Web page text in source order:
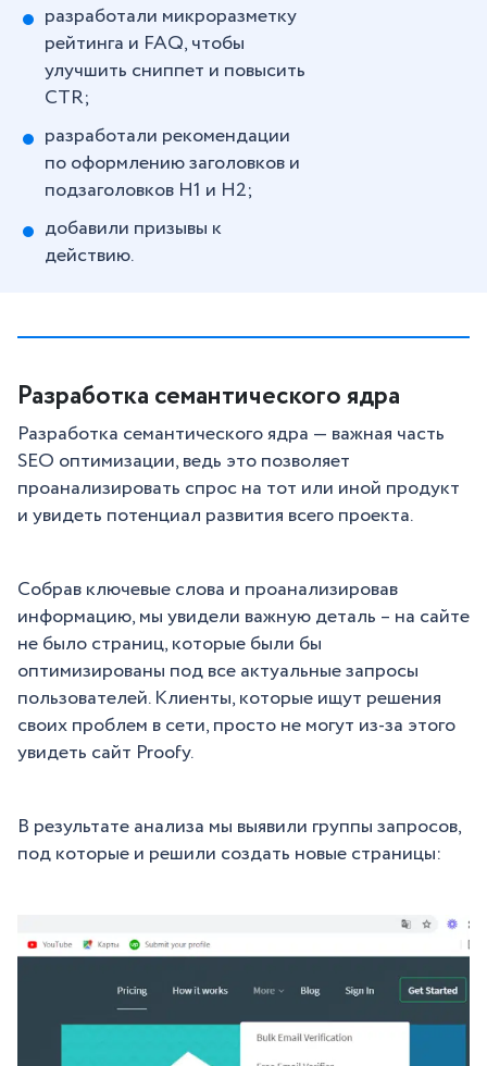
разработали микроразметку
рейтинга и FAQ, чтобы
улучшить сниппет и повысить
CTR;
разработали рекомендации
по оформлению заголовков и
подзаголовков Н1 и Н2;
добавили призывы к
действию.
Разработка семантического ядра
Разработка семантического ядра — важная часть
SEO оптимизации, ведь это позволяет
проанализировать спрос на тот или иной продукт
и увидеть потенциал развития всего проекта.
Собрав ключевые слова и проанализировав
информацию, мы увидели важную деталь – на сайте
не было страниц, которые были бы
оптимизированы под все актуальные запросы
пользователей. Клиенты, которые ищут решения
своих проблем в сети, просто не могут из-за этого
увидеть сайт Proofy.
В результате анализа мы выявили группы запросов,
под которые и решили создать новые страницы: